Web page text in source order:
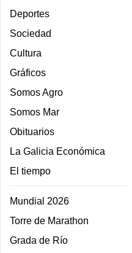
Deportes
Sociedad
Cultura
Gráficos
Somos Agro
Somos Mar
Obituarios
La Galicia Económica
El tiempo
Mundial 2026
Torre de Marathon
Grada de Río